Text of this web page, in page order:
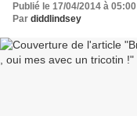
Publié le 17/04/2014 à 05:00
Par diddlindsey